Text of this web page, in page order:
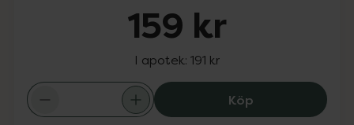
159 kr
I apotek: 191 kr
KöpSmuuti Skin